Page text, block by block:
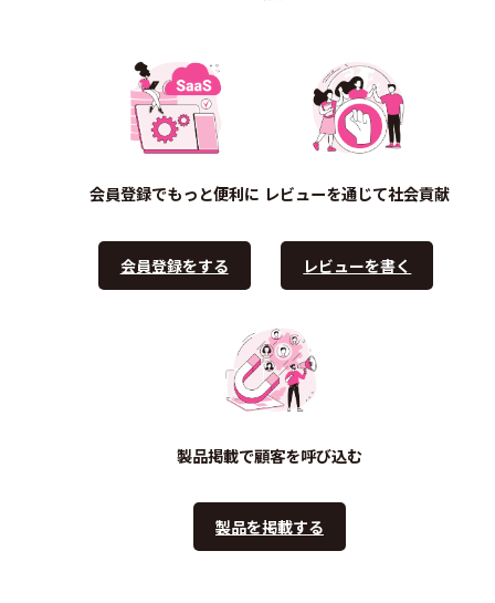
会員登録でもっと便利に
会員登録をする
レビューを通じて社会貢献
レビューを書く
製品掲載で顧客を呼び込む
製品を掲載する